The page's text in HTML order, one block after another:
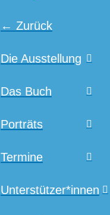
← Zurück
Die Ausstellung
Das Buch
Porträts
Termine
Unterstützer*innen